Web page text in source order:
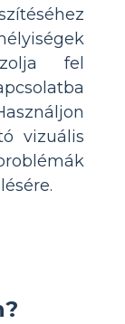
fel
vizuális